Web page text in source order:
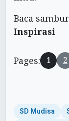
Baca
Inspirasi
Pages: 1 2
SD Mudisa